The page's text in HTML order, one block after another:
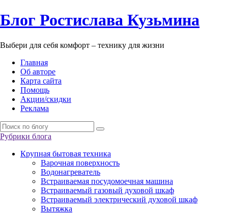
Блог Ростислава Кузьмина
Выбери для себя комфорт – технику для жизни
Главная
Об авторе
Карта сайта
Помощь
Акции/скидки
Реклама
Рубрики блога
Крупная бытовая техника
Варочная поверхность
Водонагреватель
Встраиваемая посудомоечная машина
Встраиваемый газовый духовой шкаф
Встраиваемый электрический духовой шкаф
Вытяжка